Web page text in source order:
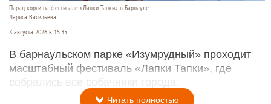
Парад корги на фестивале «Лапки Тапки» в Барнауле.
Лариса Васильева
8 августа 2026 в 15:35
В барнаульском парке «Изумрудный» проходит
масштабный фестиваль «Лапки Тапки», где
собрались все собачники города.
Читать полностью